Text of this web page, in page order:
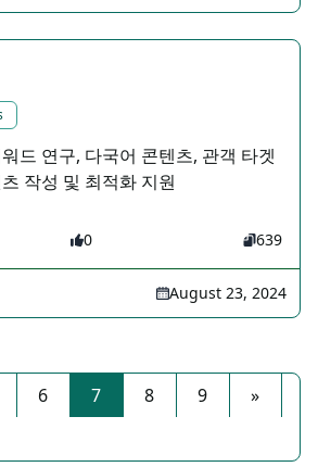
드 연구, 다국어 콘텐츠, 관객 타겟
작성 및 최적화 지원
0 639
August 23, 2024
6 7 8 9
»